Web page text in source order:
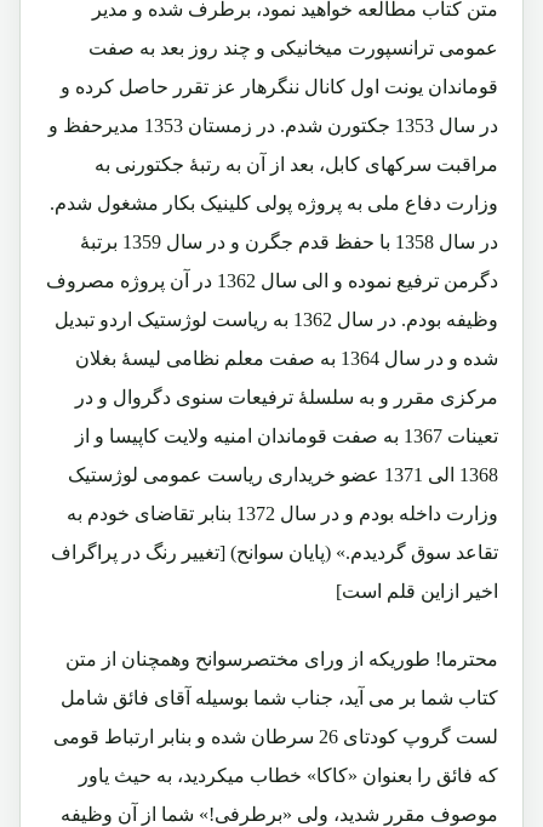
متن کتاب مطالعه خواهید نمود، برطرف شده و مدیر
عمومی ترانسپورت میخانیکی و چند روز بعد به صفت
قوماندان یونت اول کانال ننگرهار عز تقرر حاصل کرده و
در سال 1353 جکتورن شدم. در زمستان 1353 مدیرحفظ و
مراقبت سرکهای کابل، بعد از آن به رتبۀ جکتورنی به
وزارت دفاع ملی به پروژه پولی کلینیک بکار مشغول شدم.
در سال 1358 با حفظ قدم جگرن و در سال 1359 برتبۀ
دگرمن ترفیع نموده و الی سال 1362 در آن پروژه مصروف
وظیفه بودم. در سال 1362 به ریاست لوژستیک اردو تبدیل
شده و در سال 1364 به صفت معلم نظامی لیسۀ بغلان
مرکزی مقرر و به سلسلۀ ترفیعات سنوی دگروال و در
تعینات 1367 به صفت قوماندان امنیه ولایت کاپیسا و از
1368 الی 1371 عضو خریداری ریاست عمومی لوژستیک
وزارت داخله بودم و در سال 1372 بنابر تقاضای خودم به
تقاعد سوق گردیدم.» (پایان سوانح) [تغییر رنگ در پراگراف
اخیر ازاین قلم است]
محترما! طوریکه از ورای مختصرسوانح وهمچنان از متن
کتاب شما بر می آید، جناب شما بوسیله آقای فائق شامل
لست گروپ کودتای 26 سرطان شده و بنابر ارتباط قومی
که فائق را بعنوان «کاکا» خطاب میکردید، به حیث یاور
موصوف مقرر شدید، ولی «برطرفی!» شما از آن وظیفه